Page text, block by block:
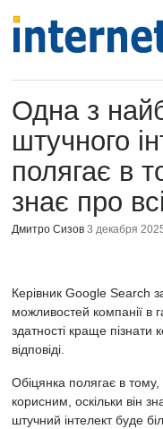
Одна з
штучного
полягає в
знає про
Дмитро Сизов 3 декабря
Керівник Google Search
можливостей компанії в
здатності краще пізнати
відповіді.
Обіцянка полягає в
корисним, оскільки він
штучний інтелект буде